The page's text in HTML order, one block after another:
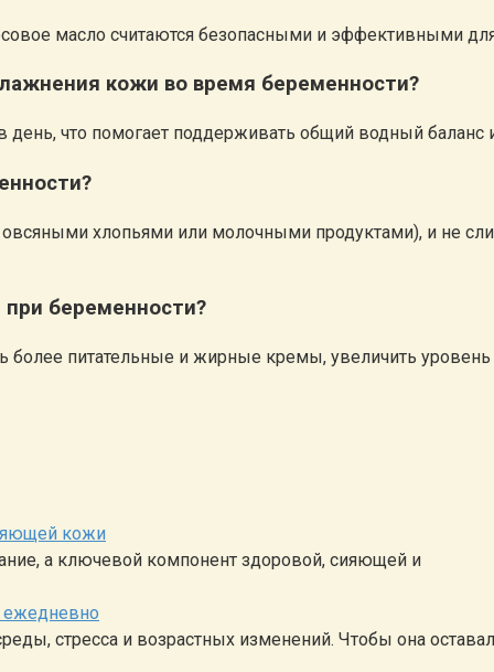
масло считаются безопасными и эффективными
кожи во время беременности?
что помогает поддерживать общий водный баланс
хлопьями или молочными продуктами), и не
беременности?
более питательные и жирные кремы, увеличить
кожи
а ключевой компонент здоровой, сияющей и
ежедневно
стресса и возрастных изменений. Чтобы она